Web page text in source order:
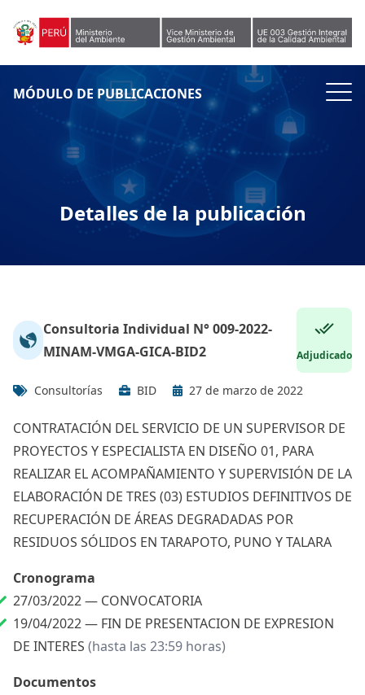
MÓDULO DE PUBLICACIONES
Detalles de la publicación
Consultoria Individual N° 009-2022-
MINAM-VMGA-GICA-BID2
Adjudicado
Consultorías BID 27 de marzo de 2022
CONTRATACIÓN DEL SERVICIO DE UN SUPERVISOR DE
PROYECTOS Y ESPECIALISTA EN DISEÑO 01, PARA
REALIZAR EL ACOMPAÑAMIENTO Y SUPERVISIÓN DE LA
ELABORACIÓN DE TRES (03) ESTUDIOS DEFINITIVOS DE
RECUPERACIÓN DE ÁREAS DEGRADADAS POR
RESIDUOS SÓLIDOS EN TARAPOTO, PUNO Y TALARA
Cronograma
27/03/2022 — CONVOCATORIA
19/04/2022 — FIN DE PRESENTACION DE EXPRESION
DE INTERES (hasta las 23:59 horas)
Documentos